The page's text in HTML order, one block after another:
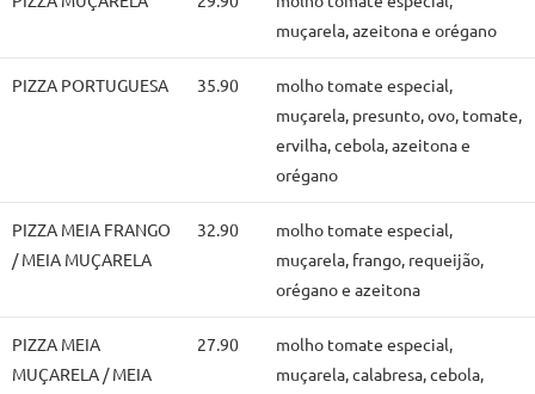
muçarela, azeitona e orégano
PIZZA PORTUGUESA 35.90
molho tomate especial,
muçarela, presunto, ovo, tomate,
ervilha, cebola, azeitona e
orégano
PIZZA MEIA FRANGO
/ MEIA MUÇARELA
32.90
molho tomate especial,
muçarela, frango, requeijão,
orégano e azeitona
PIZZA MEIA
MUÇARELA / MEIA
27.90
molho tomate especial,
muçarela, calabresa, cebola,